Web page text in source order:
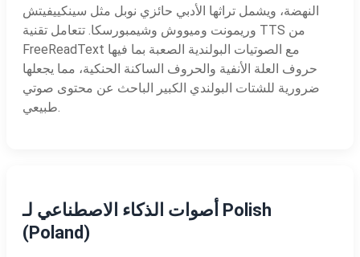
النهضة، ويشمل تراثها الأدبي حائزي نوبل مثل سينكييفيتش
وريمونت وميووش وشيمبورسكا. تتعامل تقنية TTS من
FreeReadText مع الصوتيات البولندية الصعبة بما فيها
حروف العلة الأنفية والحروف الساكنة الحنكية، مما يجعلها
ضرورية للشتات البولندي الكبير الباحث عن محتوى صوتي
أصوات الذكاء الاصطناعي لـ Polish
(Poland)